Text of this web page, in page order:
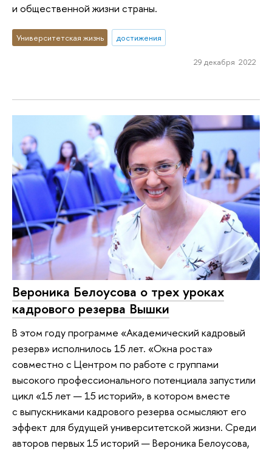
и общественной жизни страны.
Университетская жизнь достижения
29 декабря 2022
Вероника Белоусова о трех уроках
кадрового резерва Вышки
В этом году программе «Академический кадровый
резерв» исполнилось 15 лет. «Окна роста»
совместно с Центром по работе с группами
высокого профессионального потенциала запустили
цикл «15 лет — 15 историй», в котором вместе
с выпускниками кадрового резерва осмысляют его
эффект для будущей университетской жизни. Среди
авторов первых 15 историй — Вероника Белоусова,